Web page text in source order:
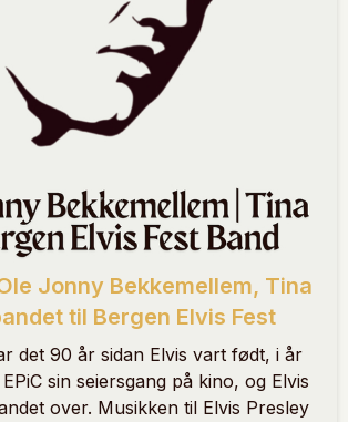
Jonny Bekkemellem, Tina
til Bergen Elvis Fest
det 90 år sidan Elvis vart født, i år
sin seiersgang på kino, og Elvis
over. Musikken til Elvis Presley